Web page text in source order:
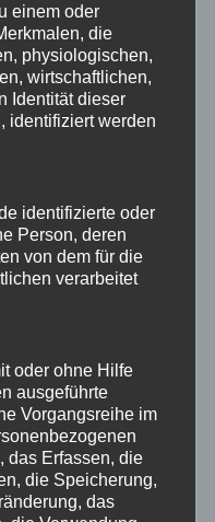
einem oder
die
physiologischen,
wirtschaftlichen,
Identität dieser
identifiziert werden
identifizierte oder
Person, deren
von dem für die
verarbeitet
oder ohne Hilfe
ausgeführte
Vorgangsreihe im
das Erfassen, die
die Speicherung,
das